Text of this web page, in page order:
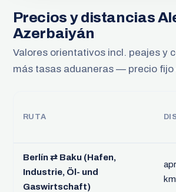
Precios y distancias
Azerbaiyán
Valores orientativos incl. peajes y
más tasas aduaneras — precio fijo
RUTA
Berlín ⇄ Baku (Hafen,
Industrie, Öl- und
Gaswirtschaft)
km